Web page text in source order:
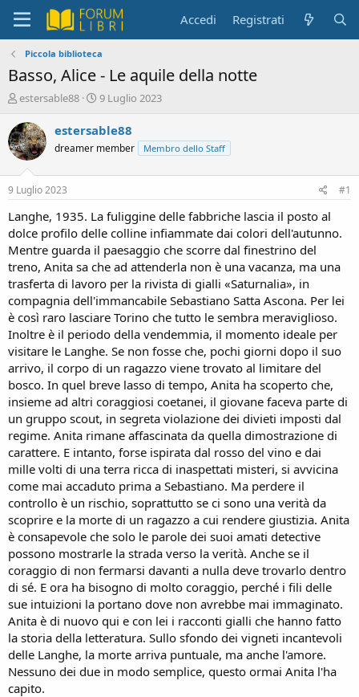
Accedi Registrati
Piccola biblioteca
Basso, Alice - Le aquile della notte
C
e
a
t
e
D
s
c
u
s
s
i
n
e
estersable88
D
t
d
i
z
i
o
9 Luglio 2023
estersable88
dreamer member Membro dello Staff
9 Luglio 2023 #1
Langhe, 1935. La fuliggine delle fabbriche lascia il posto al
dolce profilo delle colline infiammate dai colori dell'autunno.
Mentre guarda il paesaggio che scorre dal finestrino del
treno, Anita sa che ad attenderla non è una vacanza, ma una
trasferta di lavoro per la rivista di gialli «Saturnalia», in
compagnia dell'immancabile Sebastiano Satta Ascona. Per lei
è così raro lasciare Torino che tutto le sembra meraviglioso.
Inoltre è il periodo della vendemmia, il momento ideale per
visitare le Langhe. Se non fosse che, pochi giorni dopo il suo
arrivo, il corpo di un ragazzo viene trovato al limitare del
bosco. In quel breve lasso di tempo, Anita ha scoperto che,
insieme ad altri coraggiosi coetanei, il giovane faceva parte di
un gruppo scout, in segreta violazione dei divieti imposti dal
regime. Anita rimane affascinata da quella dimostrazione di
carattere. E intanto, forse ispirata dal rosso del vino e dai
mille volti di una terra ricca di inaspettati misteri, si avvicina
come mai accaduto prima a Sebastiano. Ma perdere il
controllo è un rischio, soprattutto se ci sono una verità da
scoprire e la morte di un ragazzo a cui rendere giustizia. Anita
è consapevole che solo le parole dei suoi amati detective
possono mostrarle la strada verso la verità. Anche se il
coraggio di non fermarsi davanti a nulla deve trovarlo dentro
di sé. E ora ha bisogno di molto coraggio, perché i fili delle
sue intuizioni la portano dove non avrebbe mai immaginato.
Anita è di nuovo qui e con lei i racconti gialli che hanno fatto
la storia della letteratura. Sullo sfondo dei vigneti incantevoli
delle Langhe, la morte arriva puntuale, ma anche l'amore.
Nessuno dei due in modo semplice, questo ormai Anita l'ha
capito.